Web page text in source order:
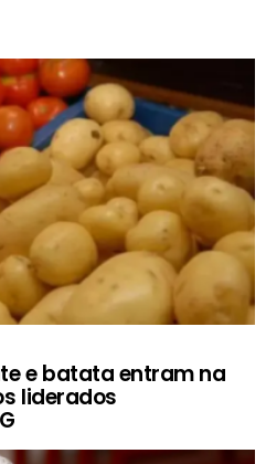
e batata entram na
liderados